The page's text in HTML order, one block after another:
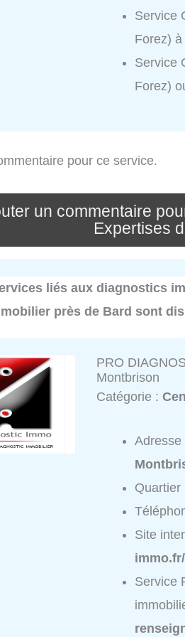
Service
Forez)
Service
Forez)
pour ce service.
un commentaire
Expertises
liés aux diagnostics
près de Bard sont
PRO
Montbrison
Catégorie :
Quartier
Site
immo.fr/
Service